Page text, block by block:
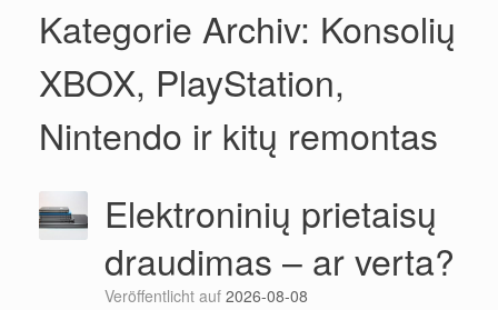
Kategorie Archiv: Konsolių
XBOX, PlayStation,
Nintendo ir kitų remontas
Elektroninių prietaisų
draudimas – ar verta?
Veröffentlicht auf 2026-08-08